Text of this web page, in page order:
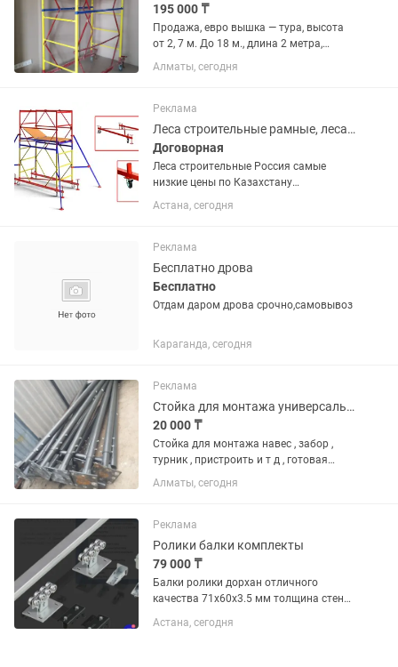
195 000 ₸
Продажа, евро вышка — тура, высота
от 2, 7 м. До 18 м., длина 2 метра,
ширина 1, 2 метра цена от тенге.
Основные преимущества — Вышки
мм и толщиной стенки 1, 5...
Алматы, сегодня
Реклама
Леса строительные рамные, леса на колесах (вышка-тура)
Договорная
Леса строительные Россия самые
низкие цены по Казахстану
сертификаты+паспорт в наличии в г.
Нур-Султан (Астана). Высота 2м длина
стенки 1,5мм max.высота до 60м Так
же...
Астана, сегодня
Реклама
Бесплатно дрова
Бесплатно
Отдам даром дрова срочно,самовывоз
Караганда, сегодня
Реклама
Стойка для монтажа универсальная
20 000 ₸
Стойка для монтажа навес , забор ,
турник , пристроить и т д , готовая
3метра рабочая высота , можно
регулировать
Алматы, сегодня
Реклама
Ролики балки комплекты
79 000 ₸
Балки ролики дорхан отличного
качества 71х60х3.5 мм толщина стенки
Астана, сегодня